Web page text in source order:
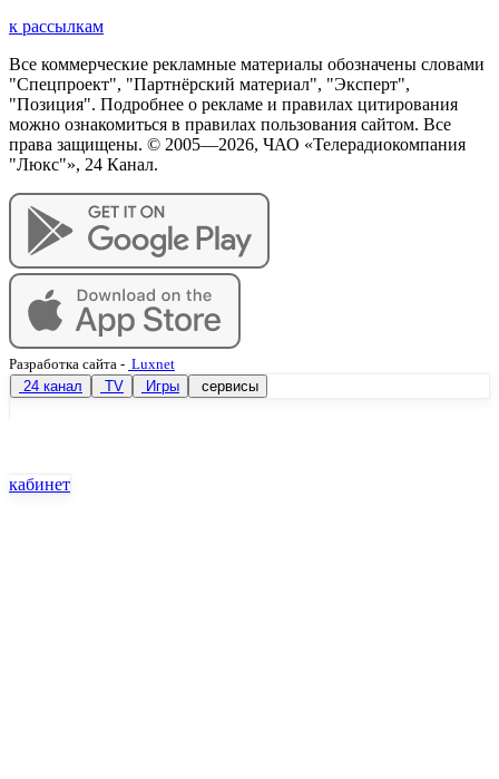
к рассылкам
Все коммерческие рекламные материалы обозначены словами
"Спецпроект", "Партнёрский материал", "Эксперт",
"Позиция". Подробнее о рекламе и правилах цитирования
можно ознакомиться в правилах пользования сайтом. Все
права защищены. © 2005—2026, ЧАО «Телерадиокомпания
"Люкс"», 24 Канал.
Разработка сайта - Luxnet
24 канал
TV Игры сервисы
кабинет